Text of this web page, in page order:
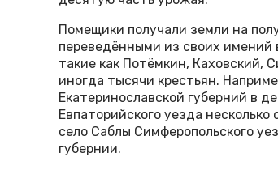
Помещики получали земли на
переведёнными из своих имений
такие как Потёмкин, Каховский,
иногда тысячи крестьян.
Екатеринославской губерний в
Евпаторийского уезда
село Саблы Симферопольского
губернии.